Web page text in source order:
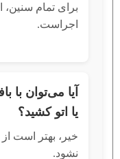
برای تمام سنین،
اجراست.
آیا می‌توان
یا اتو کشید؟
خیر، بهتر است
نشود.